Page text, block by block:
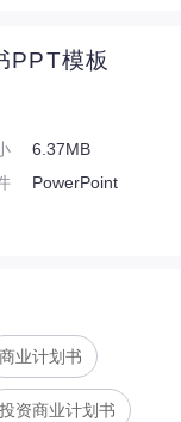
PPT模板
6.37MB
PowerPoint
商业计划书
投资商业计划书